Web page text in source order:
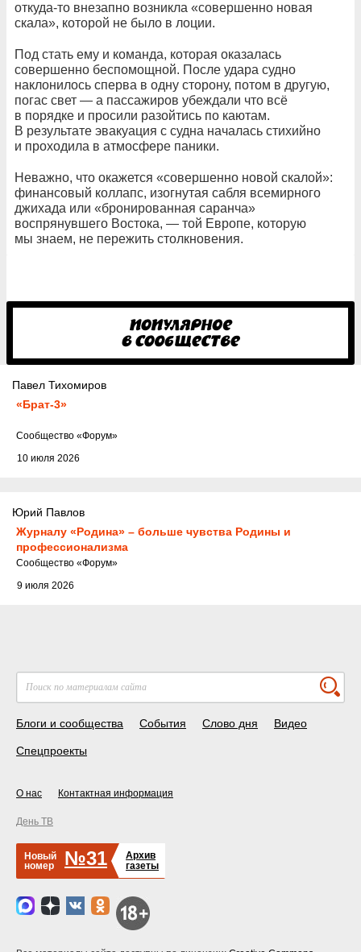
откуда-то внезапно возникла «совершенно новая
скала», которой не было в лоции.
Под стать ему и команда, которая оказалась
совершенно беспомощной. После удара судно
наклонилось сперва в одну сторону, потом в другую,
погас свет — а пассажиров убеждали что всё
в порядке и просили разойтись по каютам.
В результате эвакуация с судна началась стихийно
и проходила в атмосфере паники.
Неважно, что окажется «совершенно новой скалой»:
финансовый коллапс, изогнутая сабля всемирного
джихада или «бронированная саранча»
воспрянувшего Востока, — той Европе, которую
мы знаем, не пережить столкновения.
Павел Тихомиров
«Брат-3»
10 июля 2026
Cообщество «Форум»
Юрий Павлов
Журналу «Родина» – больше чувства Родины и
профессионализма
9 июля 2026
Cообщество «Форум»
Блоги и сообщества События Слово дня Видео
Спецпроекты
О нас Контактная информация
День ТВ
Новый
номер
№31
Архив
газеты